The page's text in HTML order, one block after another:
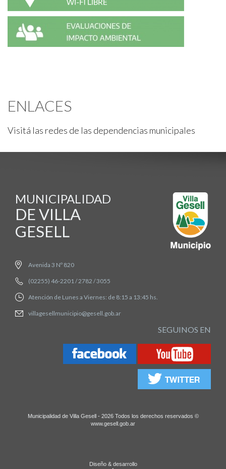
ENLACES
Visitá las redes de las dependencias municipales
MUNICIPALIDAD
DE VILLA
GESELL
Avenida 3 Nº 820
(02255) 46-2201 / 2782 / 3055
Atención de Lunes a Viernes: de 8:15 a 13:45 hs.
villagesellmunicipio@gesell.gob.ar
SEGUINOS EN
Municipalidad de Villa Gesell - 2026 Todos los derechos reservados ©
www.gesell.gob.ar
Diseño & desarrollo